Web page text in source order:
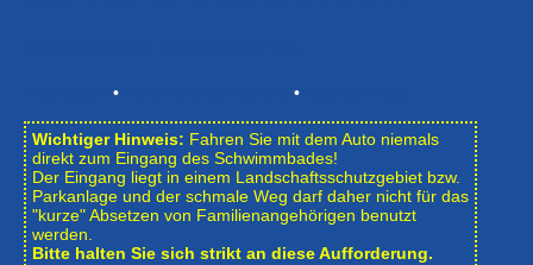
• •
Wichtiger Hinweis: Fahren Sie mit dem Auto niemals
direkt zum Eingang des Schwimmbades!
Der Eingang liegt in einem Landschafts­schutzgebiet bzw.
Park­anlage und der schmale Weg darf daher nicht für das
"kurze" Absetzen von Familienangehörigen benutzt
werden.
Bitte halten Sie sich strikt an diese Aufforderung.